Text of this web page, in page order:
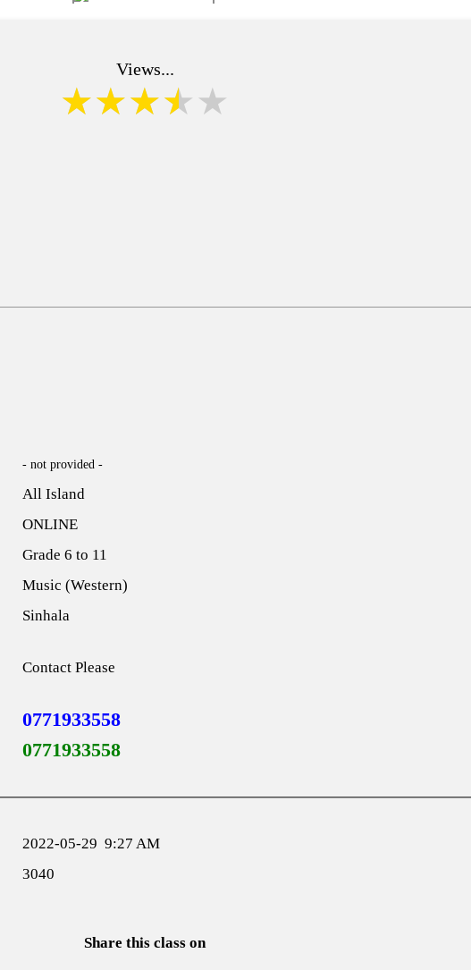
Views...
- not provided -
All Island
ONLINE
Grade 6 to 11
Music (Western)
Sinhala
Contact Please
0771933558
0771933558
2022-05-29 9:27 AM
3040
Share this class on